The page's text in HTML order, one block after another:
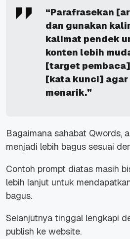
“Parafrasekan
dan gunakan
kalimat pendek
konten lebih
[target
[kata kunci]
menarik.”
Bagaimana sahabat Qwords,
menjadi lebih bagus sesuai
Contoh prompt diatas masih
lebih lanjut untuk
bagus.
Selanjutnya tinggal lengkapi
publish ke website.